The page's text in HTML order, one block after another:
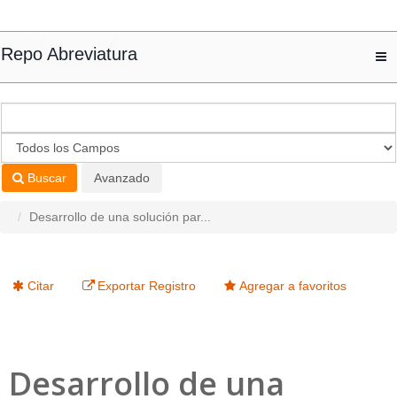
Repo Abreviatura
Buscar Avanzado
Desarrollo de una solución par...
Citar Exportar Registro Agregar a favoritos
Desarrollo de una